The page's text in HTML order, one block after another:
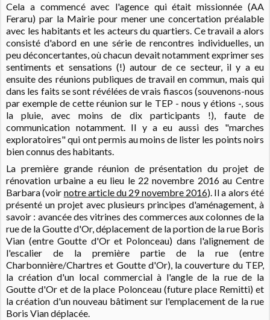
Cela a commencé avec l'agence qui était missionnée (AA
Feraru) par la Mairie pour mener une concertation préalable
avec les habitants et les acteurs du quartiers. Ce travail a alors
consisté d'abord en une série de rencontres individuelles, un
peu déconcertantes, où chacun devait notamment exprimer ses
sentiments et sensations (!) autour de ce secteur, il y a eu
ensuite des réunions publiques de travail en commun, mais qui
dans les faits se sont révélées de vrais fiascos (souvenons-nous
par exemple de cette réunion sur le TEP - nous y étions -, sous
la pluie, avec moins de dix participants !), faute de
communication notamment. Il y a eu aussi des "marches
exploratoires" qui ont permis au moins de lister les points noirs
bien connus des habitants.
La première grande réunion de présentation du projet de
rénovation urbaine a eu lieu le 22 novembre 2016 au Centre
Barbara (voir notre article du 29 novembre 2016). Il a alors été
présenté un projet avec plusieurs principes d'aménagement, à
savoir : avancée des vitrines des commerces aux colonnes de la
rue de la Goutte d'Or, déplacement de la portion de la rue Boris
Vian (entre Goutte d'Or et Polonceau) dans l'alignement de
l'escalier de la première partie de la rue (entre
Charbonnière/Chartres et Goutte d'Or), la couverture du TEP,
la création d'un local commercial à l'angle de la rue de la
Goutte d'Or et de la place Polonceau (future place Remitti) et
la création d'un nouveau bâtiment sur l'emplacement de la rue
Boris Vian déplacée.